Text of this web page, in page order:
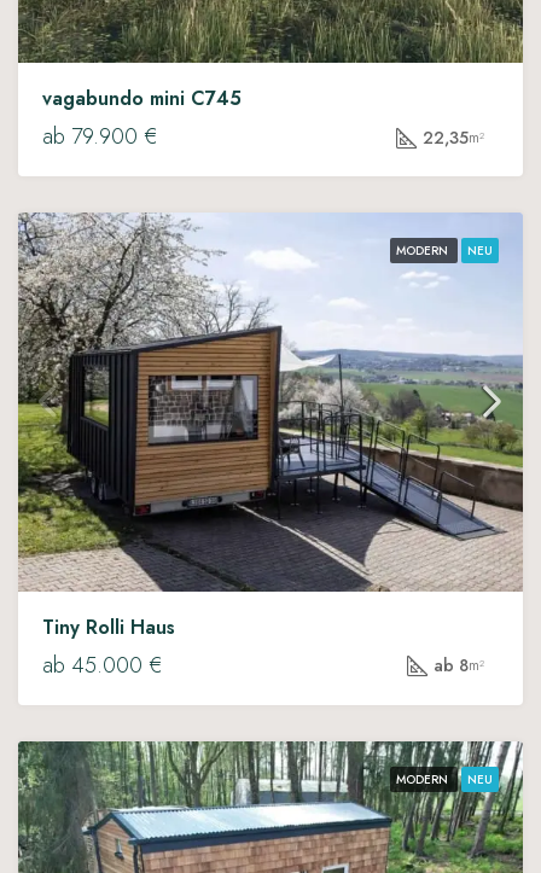
vagabundo mini C745
ab 79.900 € 22,35m²
MODERN NEU
Tiny Rolli Haus
ab 45.000 € ab 8m²
MODERN NEU